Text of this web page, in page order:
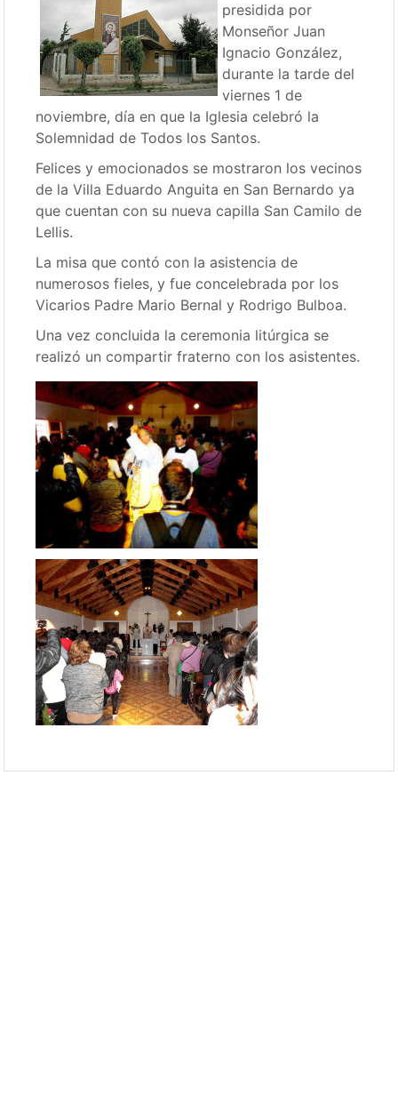
presidida por
Monseñor Juan
Ignacio González,
durante la tarde del
viernes 1 de
noviembre, día en que la Iglesia celebró la
Solemnidad de Todos los Santos.
Felices y emocionados se mostraron los vecinos
de la Villa Eduardo Anguita en San Bernardo ya
que cuentan con su nueva capilla San Camilo de
Lellis.
La misa que contó con la asistencia de
numerosos fieles, y fue concelebrada por los
Vicarios Padre Mario Bernal y Rodrigo Bulboa.
Una vez concluida la ceremonia litúrgica se
realizó un compartir fraterno con los asistentes.